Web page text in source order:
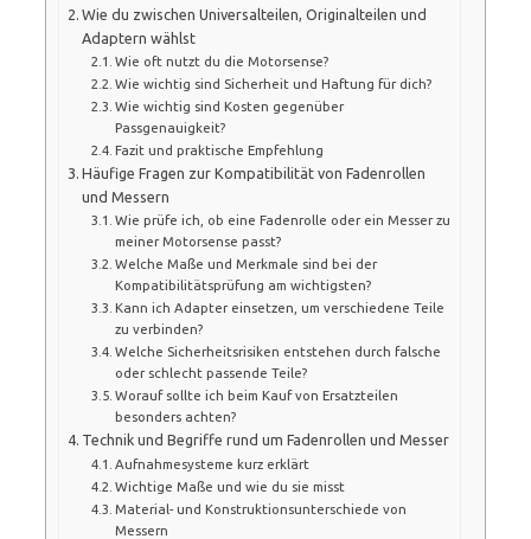
Wie du zwischen Universalteilen, Originalteilen und
Adaptern wählst
Wie oft nutzt du die Motorsense?
Wie wichtig sind Sicherheit und Haftung für dich?
Wie wichtig sind Kosten gegenüber
Passgenauigkeit?
Fazit und praktische Empfehlung
Häufige Fragen zur Kompatibilität von Fadenrollen
und Messern
Wie prüfe ich, ob eine Fadenrolle oder ein Messer zu
meiner Motorsense passt?
Welche Maße und Merkmale sind bei der
Kompatibilitätsprüfung am wichtigsten?
Kann ich Adapter einsetzen, um verschiedene Teile
zu verbinden?
Welche Sicherheitsrisiken entstehen durch falsche
oder schlecht passende Teile?
Worauf sollte ich beim Kauf von Ersatzteilen
besonders achten?
Technik und Begriffe rund um Fadenrollen und Messer
Aufnahmesysteme kurz erklärt
Wichtige Maße und wie du sie misst
Material- und Konstruktionsunterschiede von
Messern